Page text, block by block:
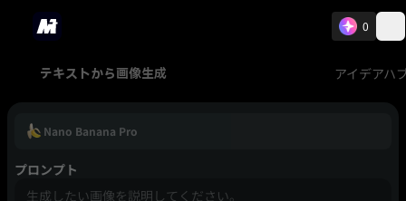
0
テキストから画像生成 アイデアハ
Nano Banana Pro
プロンプト